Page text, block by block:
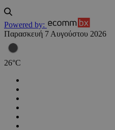
Powered by:
Παρασκευή 7 Αυγούστου 2026
26°C